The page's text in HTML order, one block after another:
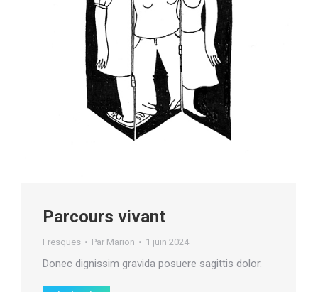
Parcours vivant
Fresques Par Marion 1 juin 2024
Donec dignissim gravida posuere sagittis dolor.